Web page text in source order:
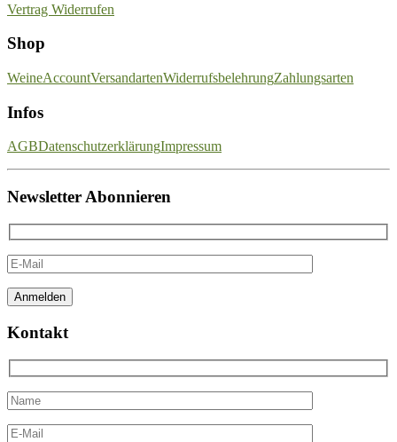
Vertrag Widerrufen
Shop
WeineAccountVersandartenWiderrufsbelehrungZahlungsarten
Infos
AGBDatenschutzerklärungImpressum
Newsletter Abonnieren
Kontakt